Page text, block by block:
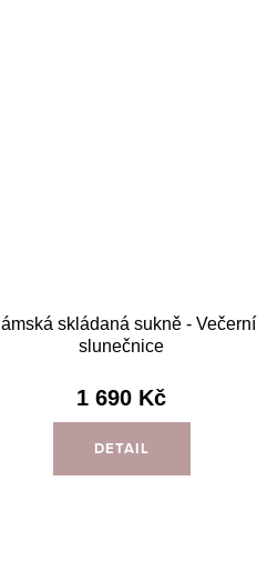
skládaná sukně - Večerní
slunečnice
1 690 Kč
DETAIL